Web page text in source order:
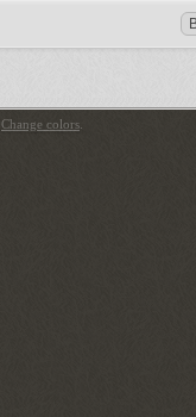
Change colors